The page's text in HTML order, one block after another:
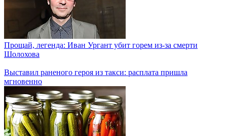
Прощай, легенда: Иван Ургант убит горем из-за смерти
Шолохова
Выставил раненого героя из такси: расплата пришла
мгновенно